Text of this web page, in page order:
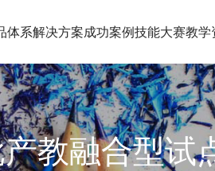
体系解决方案成功案例技能大赛教学
教融合型试